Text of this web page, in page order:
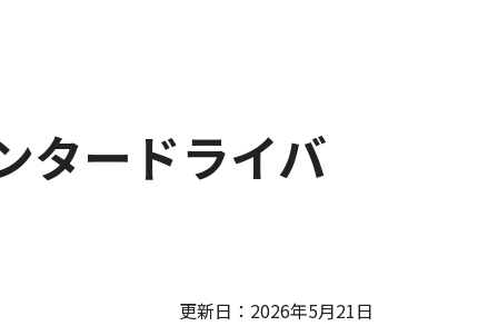
タードライバ
更新日：2026年5月21日